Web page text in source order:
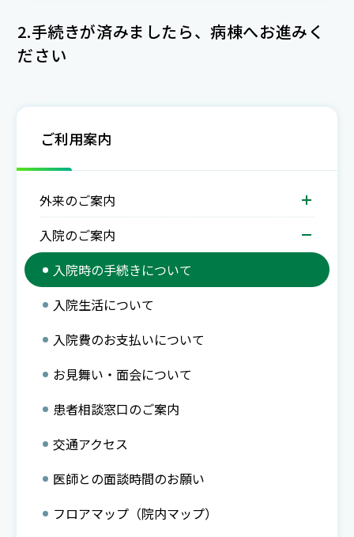
2.手続きが済みましたら、病棟へお進みく
ださい
ご利用案内
外来のご案内
入院のご案内
入院時の手続きについて
入院生活について
入院費のお支払いについて
お見舞い・面会について
患者相談窓口のご案内
交通アクセス
医師との面談時間のお願い
フロアマップ（院内マップ）